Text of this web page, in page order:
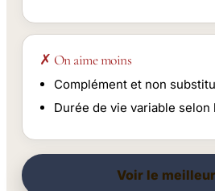
✗ On aime moins
Complément et non
Durée de vie variable
Voir le